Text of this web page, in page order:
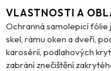
VLASTNOSTI A
Ochranná samolepicí fólie
skel, rámu oken a dveří,
karosérií, podlahových
zabrání znečištění